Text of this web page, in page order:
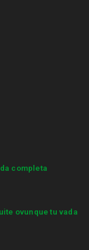
completa
ovunque tu vada